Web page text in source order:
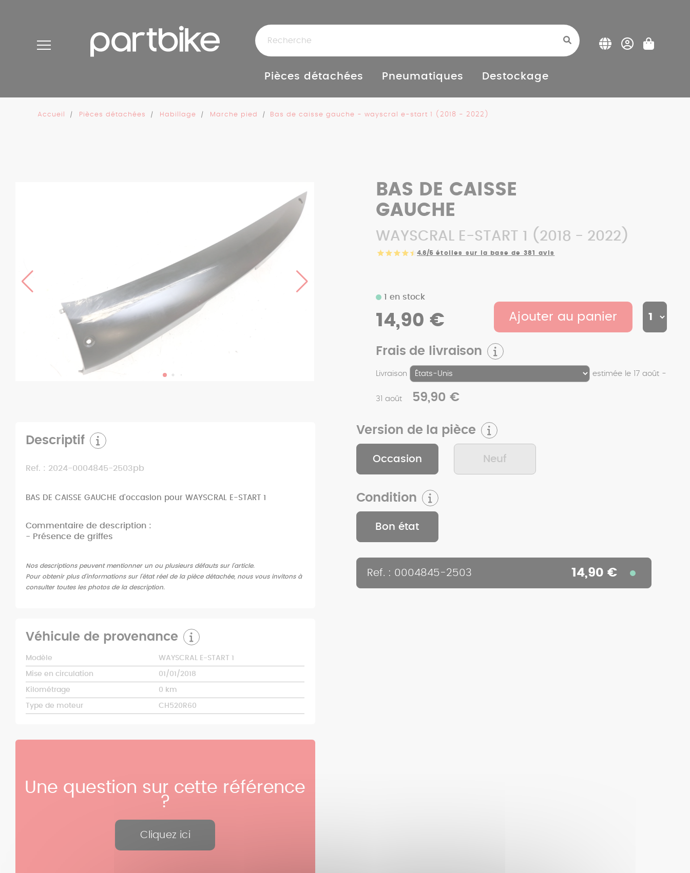
Pièces détachées Pneumatiques Destockage
Accueil Pièces détachées Habillage Marche pied Bas de caisse gauche - wayscral e-start 1 (2018 - 2022)
BAS DE CAISSE
GAUCHE
WAYSCRAL E-START 1 (2018 - 2022)
4.6/5 étoiles sur la base de 381 avis
Frais de livraison
Livraison estimée le 17 août -
31 août 59,90 €
1 en stock
14,90 € Ajouter au panier
Version de la pièce
Occasion Neuf
Condition
Bon état
Ref. : 0004845-2503 14,90 €
Descriptif
Ref. : 2024-0004845-2503pb
BAS DE CAISSE GAUCHE d'occasion pour WAYSCRAL E-START 1
Commentaire de description :
- Présence de griffes
Nos descriptions peuvent mentionner un ou plusieurs défauts sur l'article.
Pour obtenir plus d'informations sur l'état réel de la pièce détachée, nous vous invitons à
consulter toutes les photos de la description.
Véhicule de provenance
Modèle WAYSCRAL E-START 1
Mise en circulation 01/01/2018
Kilométrage 0 km
Type de moteur CH520R60
Une question sur cette référence
?
Cliquez ici